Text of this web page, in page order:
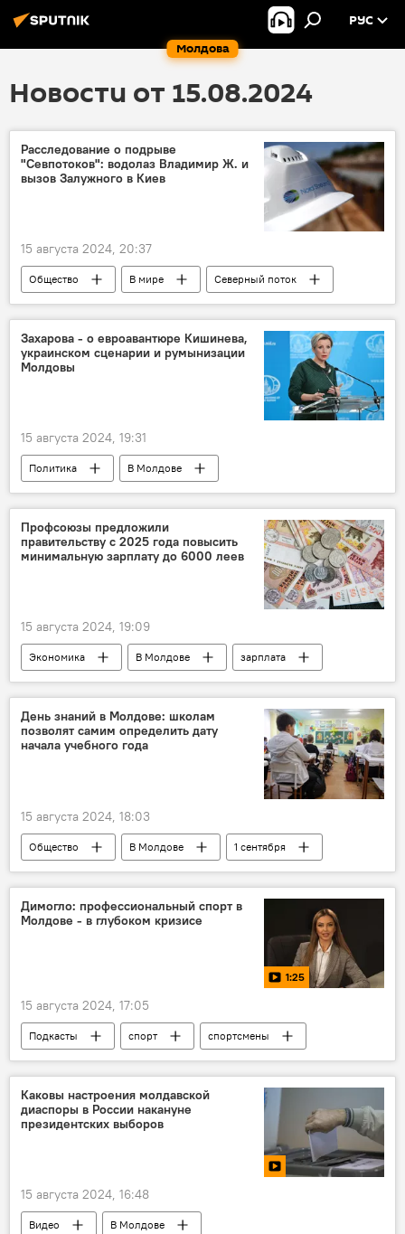
Молдова
РУС
Новости от 15.08.2024
Расследование о подрыве
"Севпотоков": водолаз Владимир Ж. и
вызов Залужного в Киев
15 августа 2024, 20:37
Общество В мире
Северный поток
Россия
Германия Украина
Захарова - о евроавантюре Кишинева,
украинском сценарии и румынизации
Молдовы
15 августа 2024, 19:31
Политика
В Молдове
Мария Захарова
МИД РФ
Профсоюзы предложили
правительству с 2025 года повысить
минимальную зарплату до 6000 леев
15 августа 2024, 19:09
Экономика В Молдове
зарплата
профсоюзы
День знаний в Молдове: школам
позволят самим определить дату
начала учебного года
15 августа 2024, 18:03
Общество В Молдове
1 сентября
Школа
Димогло: профессиональный спорт в
Молдове - в глубоком кризисе
1:25
15 августа 2024, 17:05
Подкасты спорт
спортсмены
молдавские спортсмены
Олимпиада
Каковы настроения молдавской
диаспоры в России накануне
президентских выборов
15 августа 2024, 16:48
Видео В Молдове